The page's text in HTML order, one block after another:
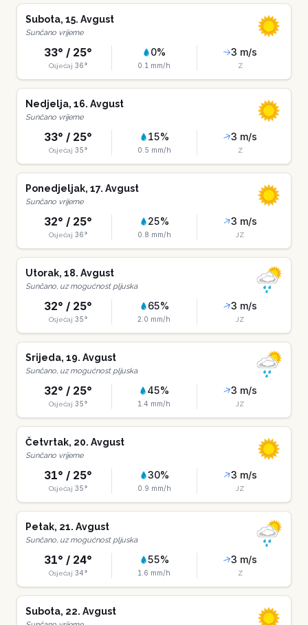
Subota, 15. Avgust
Sunčano vrijeme
33° / 25°
Osjećaj 36°
0%
0.1 mm/h
3 m/s
Z
Nedjelja, 16. Avgust
Sunčano vrijeme
33° / 25°
Osjećaj 35°
15%
0.5 mm/h
3 m/s
Z
Ponedjeljak, 17. Avgust
Sunčano vrijeme
32° / 25°
Osjećaj 36°
25%
0.8 mm/h
3 m/s
JZ
Utorak, 18. Avgust
Sunčano, uz mogućnost pljuska
32° / 25°
Osjećaj 35°
65%
2.0 mm/h
3 m/s
JZ
Srijeda, 19. Avgust
Sunčano, uz mogućnost pljuska
32° / 25°
Osjećaj 35°
45%
1.4 mm/h
3 m/s
JZ
Četvrtak, 20. Avgust
Sunčano vrijeme
31° / 25°
Osjećaj 35°
30%
0.9 mm/h
3 m/s
JZ
Petak, 21. Avgust
Sunčano, uz mogućnost pljuska
31° / 24°
Osjećaj 34°
55%
1.6 mm/h
3 m/s
Z
Subota, 22. Avgust